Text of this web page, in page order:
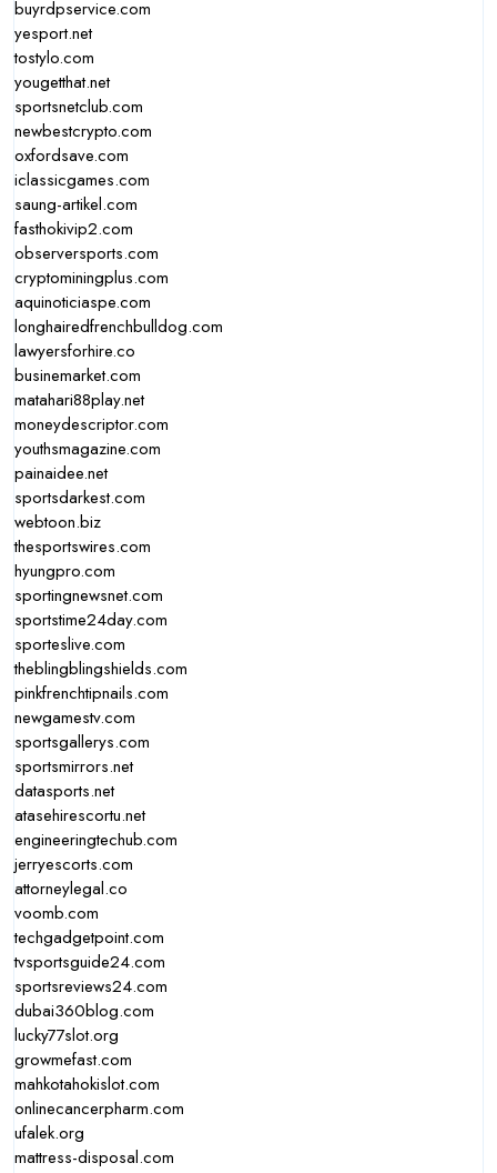
buyrdpservice.com
yesport.net
tostylo.com
yougetthat.net
sportsnetclub.com
newbestcrypto.com
oxfordsave.com
iclassicgames.com
saung-artikel.com
fasthokivip2.com
observersports.com
cryptominingplus.com
aquinoticiaspe.com
longhairedfrenchbulldog.com
lawyersforhire.co
businemarket.com
matahari88play.net
moneydescriptor.com
youthsmagazine.com
painaidee.net
sportsdarkest.com
webtoon.biz
thesportswires.com
hyungpro.com
sportingnewsnet.com
sportstime24day.com
sporteslive.com
theblingblingshields.com
pinkfrenchtipnails.com
newgamestv.com
sportsgallerys.com
sportsmirrors.net
datasports.net
atasehirescortu.net
engineeringtechub.com
jerryescorts.com
attorneylegal.co
voomb.com
techgadgetpoint.com
tvsportsguide24.com
sportsreviews24.com
dubai360blog.com
lucky77slot.org
growmefast.com
mahkotahokislot.com
onlinecancerpharm.com
ufalek.org
mattress-disposal.com